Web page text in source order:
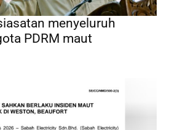
menyeluruh
PDRM maut